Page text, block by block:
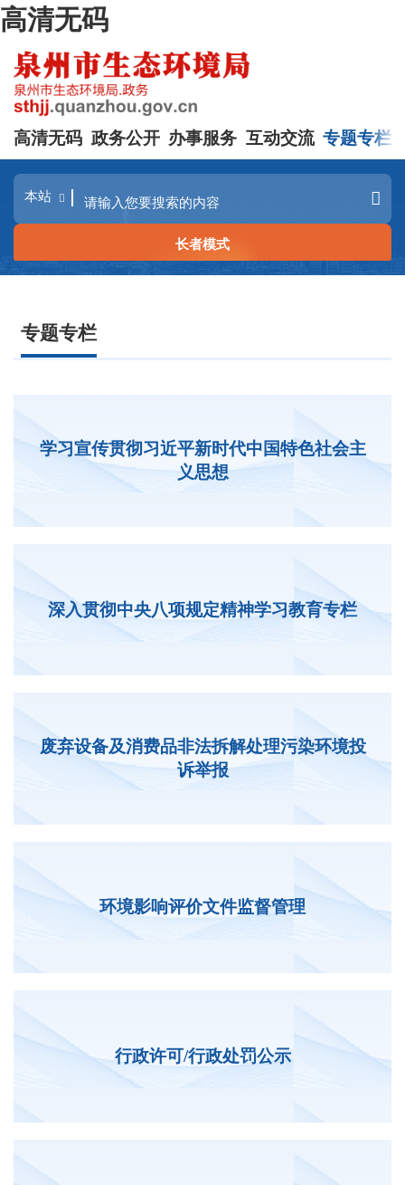
高清无码
高清无码 政务公开 办事服务 互动交流 专题专栏
长者模式
专题专栏
学习宣传贯彻习近平新时代中国特色社会主
义思想
深入贯彻中央八项规定精神学习教育专栏
废弃设备及消费品非法拆解处理污染环境投
诉举报
环境影响评价文件监督管理
行政许可/行政处罚公示